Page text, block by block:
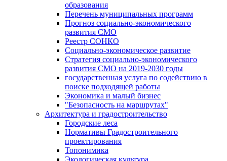
образования
Перечень муниципальных программ
Прогноз социально-экономического
развития СМО
Реестр СОНКО
Социально-экономическое развитие
Стратегия социально-экономического
развития СМО на 2019-2030 годы
государственная услуга по содействию в
поиске подходящей работы
Экономика и малый бизнес
"Безопасность на маршрутах"
Архитектура и градостроительство
Городские леса
Нормативы Градостроительного
проектирования
Топонимика